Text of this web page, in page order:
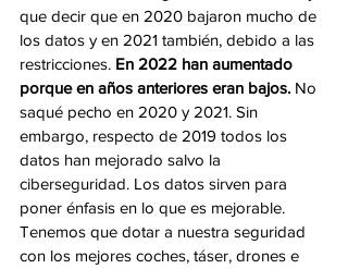
que decir que en 2020 bajaron mucho de
los datos y en 2021 también, debido a las
restricciones. En 2022 han aumentado
porque en años anteriores eran bajos. No
saqué pecho en 2020 y 2021. Sin
embargo, respecto de 2019 todos los
datos han mejorado salvo la
ciberseguridad. Los datos sirven para
poner énfasis en lo que es mejorable.
Tenemos que dotar a nuestra seguridad
con los mejores coches, táser, drones e